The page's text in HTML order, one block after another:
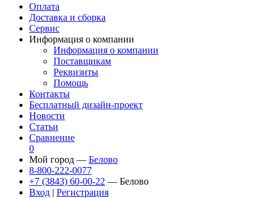
Оплата
Доставка и сборка
Сервис
Информация о компании
Информация о компании
Поставщикам
Реквизиты
Помощь
Контакты
Бесплатный дизайн-проект
Новости
Статьи
Сравнение
0
Мой город — Белово
8-800-222-0077
+7 (3843) 60-00-22 — Белово
Вход | Регистрация